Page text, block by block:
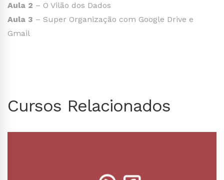
Aula 2 – O Vilão dos Dados
Aula 3 – Super Organização com Google Drive e
Gmail
Cursos Relacionados